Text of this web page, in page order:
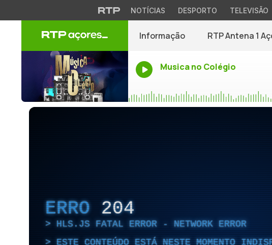
NOTÍCIAS DESPORTO TELEVISÃO
Informação RTP Antena 1
Musica no Colégio
ERRO 204
HLS.JS FATAL ERROR - NETWORK ERROR
ESTE CONTEÚDO ESTÁ NESTE MOMENTO